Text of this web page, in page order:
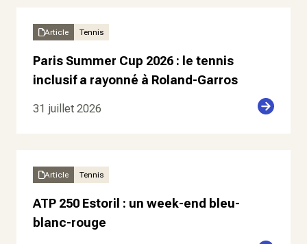
Article Tennis
Paris Summer Cup 2026 : le tennis
inclusif a rayonné à Roland-Garros
31 juillet 2026
Article Tennis
ATP 250 Estoril : un week-end bleu-
blanc-rouge